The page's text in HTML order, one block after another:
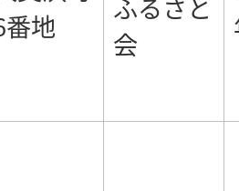
番地
ふるさと
会